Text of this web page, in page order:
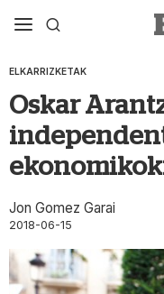
ELKARRIZKETAK
Oskar
Jon Gomez Garai
2018-06-15